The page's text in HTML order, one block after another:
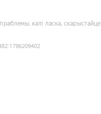
праблемы, калі ласка, скарыстайце
:1786209402